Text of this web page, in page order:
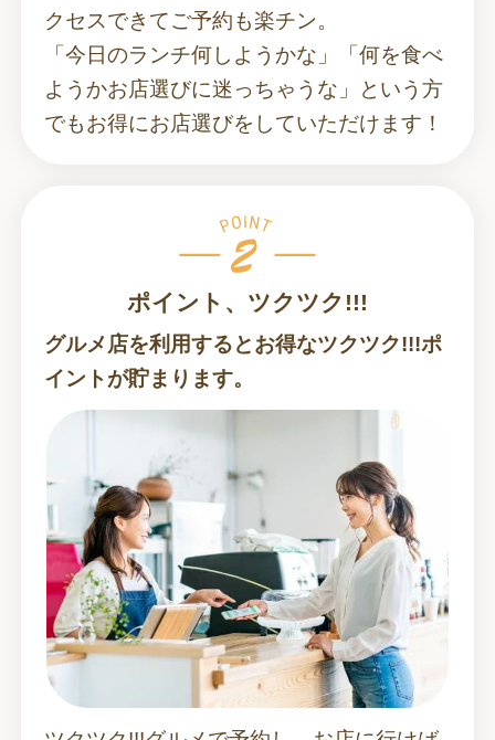
クセスできてご予約も楽チン。
「今日のランチ何しようかな」「何を食べ
ようかお店選びに迷っちゃうな」という方
でもお得にお店選びをしていただけます！
ポイント、ツクツク!!!
グルメ店を利用するとお得なツクツク!!!ポ
イントが貯まります。